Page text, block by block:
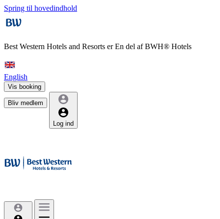
Spring til hovedindhold
Best Western Hotels and Resorts erEn del af BWH® Hotels
English
Vis booking
Bliv medlem
Log ind